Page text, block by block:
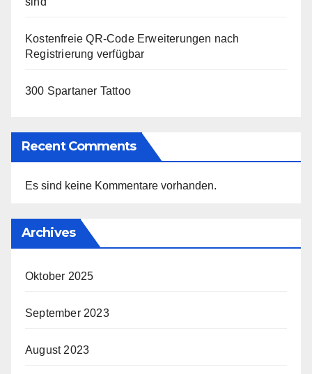
Kostenfreie QR-Code Erweiterungen nach
Registrierung verfügbar
300 Spartaner Tattoo
Recent Comments
Es sind keine Kommentare vorhanden.
Archives
Oktober 2025
September 2023
August 2023